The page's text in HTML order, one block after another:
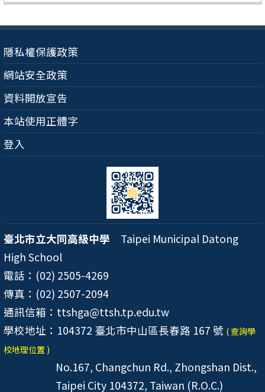
隱私權保護政策
網站安全政策
資料開放宣告
本站使用正體字
登入
臺北市立大同高級中學 Taipei Municipal Datong
High School
電話：(02) 2505-4269
傳真：(02) 2507-2094
通訊信箱：ttshga@ttsh.tp.edu.tw
學校地址：104372 臺北市中山區長春路 167 號 ( 查詢學
校地理位置 )
No.167, Changchun Rd., Zhongshan Dist.,
Taipei City 104372, Taiwan (R.O.C.)